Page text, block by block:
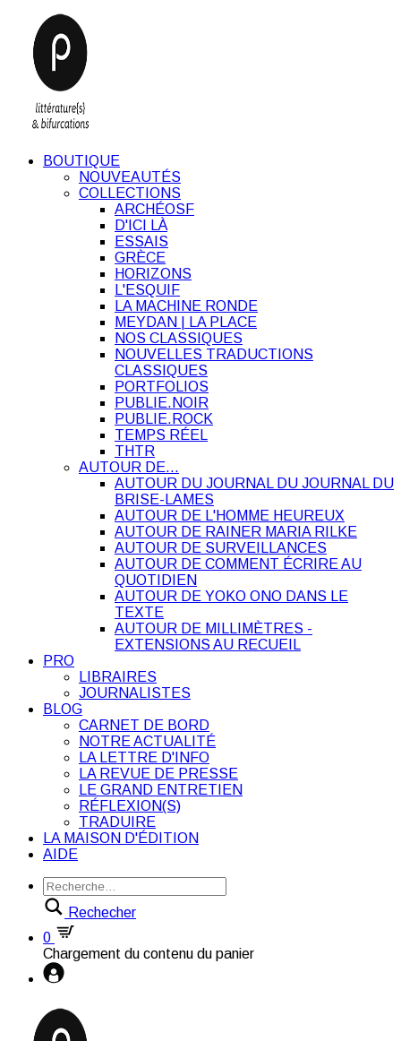
BOUTIQUE
NOUVEAUTÉS
COLLECTIONS
ARCHÉOSF
D'ICI LÀ
ESSAIS
GRÈCE
HORIZONS
L'ESQUIF
LA MACHINE RONDE
MEYDAN | LA PLACE
NOS CLASSIQUES
NOUVELLES TRADUCTIONS
CLASSIQUES
PORTFOLIOS
PUBLIE.NOIR
PUBLIE.ROCK
TEMPS RÉEL
THTR
AUTOUR DE…
AUTOUR DU JOURNAL DU JOURNAL DU
BRISE-LAMES
AUTOUR DE L'HOMME HEUREUX
AUTOUR DE RAINER MARIA RILKE
AUTOUR DE SURVEILLANCES
AUTOUR DE COMMENT ÉCRIRE AU
QUOTIDIEN
AUTOUR DE YOKO ONO DANS LE
TEXTE
AUTOUR DE MILLIMÈTRES -
EXTENSIONS AU RECUEIL
PRO
LIBRAIRES
JOURNALISTES
BLOG
CARNET DE BORD
NOTRE ACTUALITÉ
LA LETTRE D'INFO
LA REVUE DE PRESSE
LE GRAND ENTRETIEN
RÉFLEXION(S)
TRADUIRE
LA MAISON D'ÉDITION
AIDE
Rechecher
0
Chargement du contenu du panier